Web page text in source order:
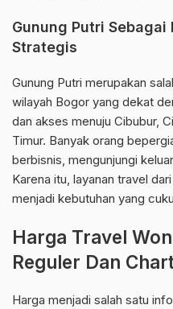
Gunung Putri Sebagai
Strategis
Gunung Putri merupakan
wilayah Bogor yang dekat
dan akses menuju Cibubur,
Timur. Banyak orang
berbisnis, mengunjungi
Karena itu, layanan travel
menjadi kebutuhan yang
Harga Travel
Reguler Dan
Harga menjadi salah satu